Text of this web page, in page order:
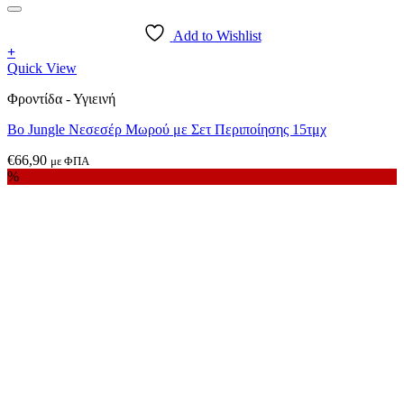
Add to Wishlist
+
Quick View
Φροντίδα - Υγιεινή
Bo Jungle Νεσεσέρ Μωρού με Σετ Περιποίησης 15τμχ
€66,90 με ΦΠΑ
%